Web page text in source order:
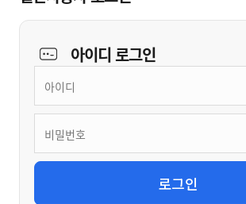
아이디로그인